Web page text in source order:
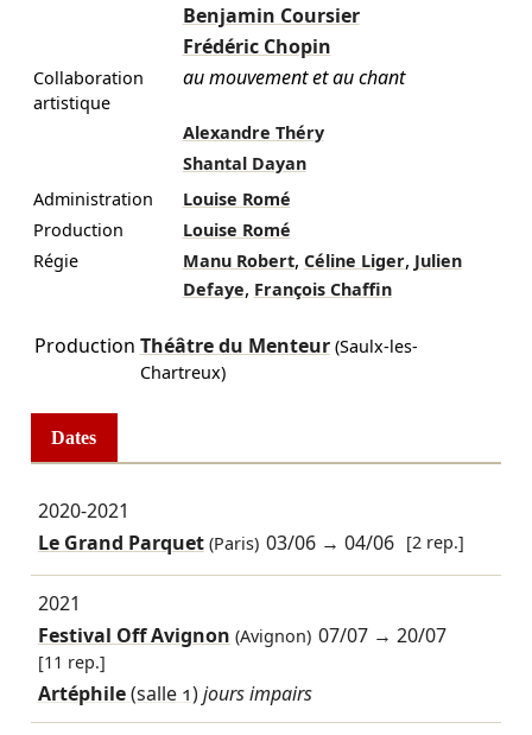
Benjamin Coursier
Frédéric Chopin
Collaboration
artistique
au mouvement et au chant
Alexandre Théry
Shantal Dayan
Administration
Louise Romé
Production
Louise Romé
Régie
Manu Robert, Céline Liger, Julien
Defaye, François Chaffin
Production Théâtre du Menteur(Saulx-les-
Chartreux)
Dates
2020-2021
Le Grand Parquet(Paris) 03/06 →04/06 [2 rep.]
2021
Festival Off Avignon (Avignon) 07/07 →20/07
[11 rep.]
Artéphile(salle 1)jours impairs